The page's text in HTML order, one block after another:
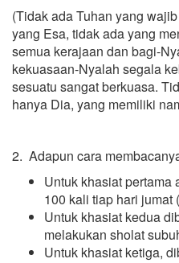
(Tidak ada Tuhan yang
yang Esa, tidak ada yang
semua kerajaan dan bagi-
kekuasaan-Nyalah segala
sesuatu sangat berkuasa.
hanya Dia, yang memiliki
2. Adapun cara
Untuk khasiat pertama
100 kali tiap hari jumat
Untuk khasiat kedua
melakukan sholat
Untuk khasiat ketiga,